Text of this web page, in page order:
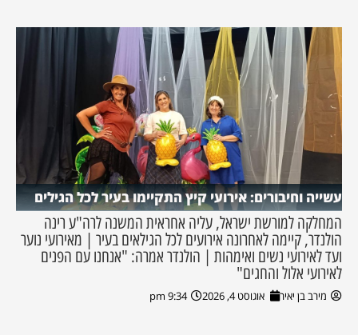
עשייה וחיבורים: אירועי קיץ התקיימו בעיר לכל הגילים
המחלקה למורשת ישראל, עליה אחראית המשנה לרה"ע רינה
הולנדר, קיימה לאחרונה אירועים לכל הגילאים בעיר | מאירועי נוער
ועד לאירועי נשים ואימהות | הולנדר אמרה: "אנחנו עם הפנים
לאירועי אלול והחגים"
מירב בן יאיר אוגוסט 4, 2026 9:34 pm